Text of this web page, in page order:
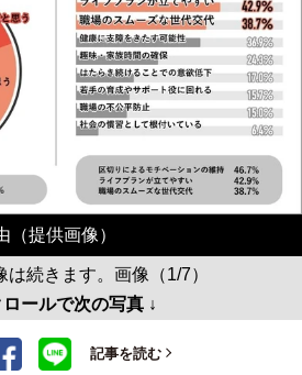
（提供画像）
は続きます。画像（1/7）
ロールで次の写真 ↓
記事を読む